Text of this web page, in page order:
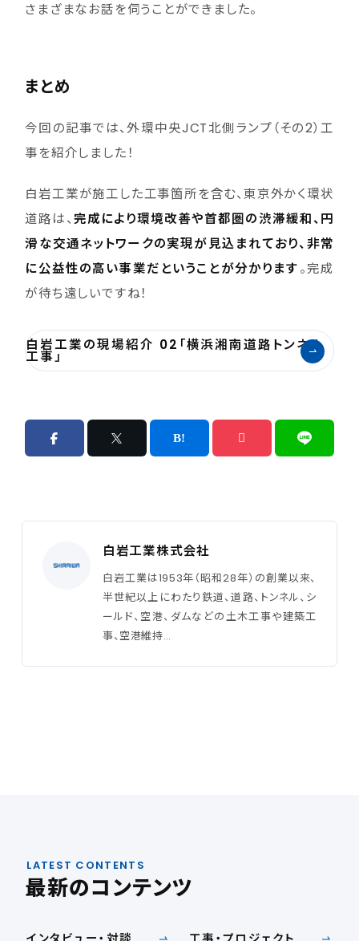
さまざまなお話を伺うことができました。
まとめ
今回の記事では、外環中央JCT北側ランプ（その2）工
事を紹介しました！
白岩工業が施工した工事箇所を含む、東京外かく環状
道路は、完成により環境改善や首都圏の渋滞緩和、円
滑な交通ネットワークの実現が見込まれており、非常
に公益性の高い事業だということが分かります。完成
が待ち遠しいですね！
白岩工業の現場紹介 02「横浜湘南道路トンネル
工事」
白岩工業株式会社
白岩工業は1953年（昭和28年）の創業以来、
半世紀以上にわたり鉄道、道路、トンネル、シ
ールド、空港、ダムなどの土木工事や建築工
事、空港維持…
LATEST CONTENTS
最新のコンテンツ